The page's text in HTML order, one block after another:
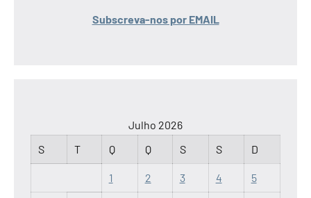
Subscreva-nos por EMAIL
Julho 2026
S
T Q Q S S D
1 2 3 4 5